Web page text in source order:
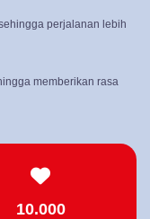
perjalanan lebih
memberikan rasa
10.000